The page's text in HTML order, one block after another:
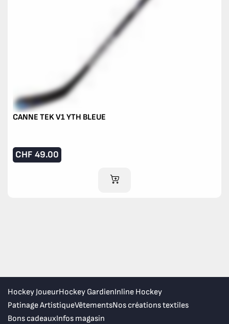
CANNE TEK V1 YTH BLEUE
CHF 49.00
AJOUTER AU PANIER
Hockey JoueurHockey GardienInline Hockey
Patinage ArtistiqueVêtementsNos créations textiles
Bons cadeauxInfos magasin